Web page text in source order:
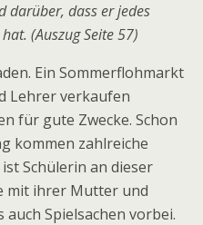
darüber, dass er jedes
(Auszug Seite 57)
Ein Sommerflohmarkt
Lehrer verkaufen
für gute Zwecke. Schon
kommen zahlreiche
Schülerin an dieser
mit ihrer Mutter und
Spielsachen vorbei.